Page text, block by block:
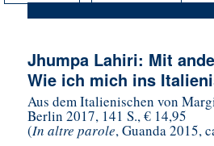
Jhumpa Lahiri: Mit
Wie ich mich ins
Aus dem Italienischen von
Berlin 2017, 141 S., € 14,95
(In altre parole, Guanda 2015,